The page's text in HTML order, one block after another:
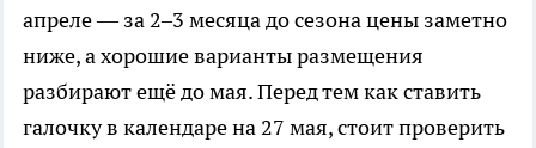
апреле — за 2–3 месяца до сезона цены заметно
ниже, а хорошие варианты размещения
разбирают ещё до мая. Перед тем как ставить
галочку в календаре на 27 мая, стоит проверить